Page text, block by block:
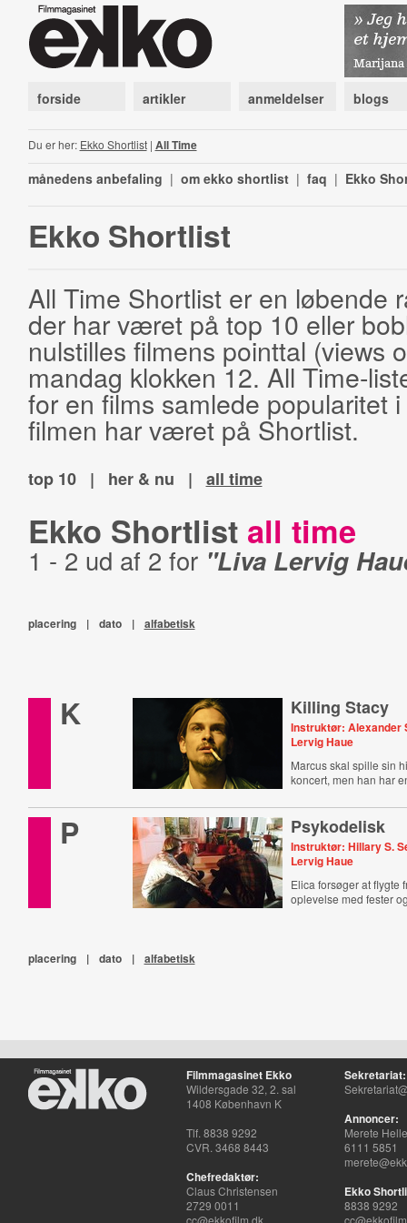
forside artikler anmeldelser blogs
Du er her: Ekko Shortlist| All Time
månedens anbefaling | om ekko shortlist | faq | Ekko
Ekko Shortlist
All Time Shortlist er en løbende
der har været på top 10 eller
nulstilles filmens pointtal (views
mandag klokken 12. All Time-
for en films samlede popularitet
filmen har været på Shortlist.
top 10 | her & nu | all time
Ekko Shortlist all time
1 - 2 ud af 2 for "Liva Lervig
placering | dato | alfabetisk
K Killing Stacy
Instruktør: Alexander
Lervig Haue
Marcus skal spille sin
koncert, men han har
P Psykodelisk
Instruktør: Hillary S.
Lervig Haue
Elica forsøger at flygte
oplevelse med fester
placering | dato | alfabetisk
Filmmagasinet Ekko
Wildersgade 32, 2. sal
1408 København K
Tlf. 8838 9292
CVR. 3468 8443
Chefredaktør:
Claus Christensen
2729 0011
cc@ekkofilm.dk
Sekretariat:
Annoncer:
Merete
6111 5851
Ekko
8838 9292